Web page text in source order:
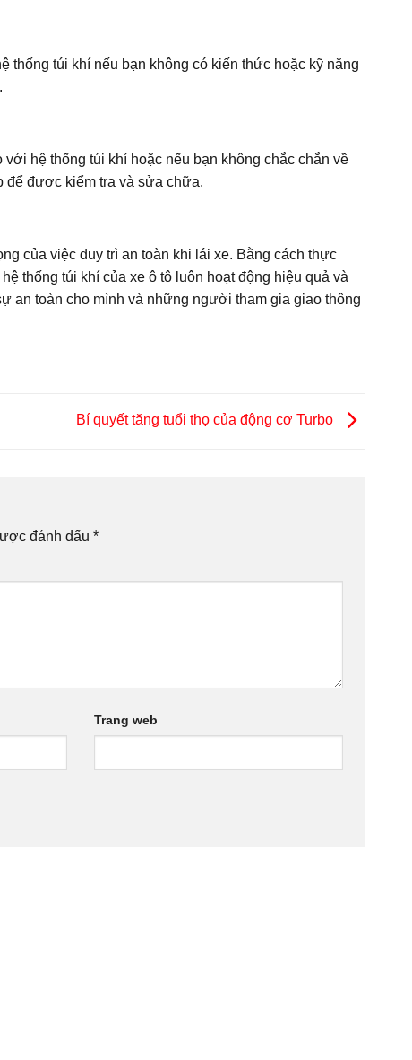
túi khí nếu bạn không có kiến thức hoặc kỹ năng
với hệ thống túi khí hoặc nếu bạn không chắc chắn về
để được kiểm tra và sửa chữa.
của việc duy trì an toàn khi lái xe. Bằng cách thực
thống túi khí của xe ô tô luôn hoạt động hiệu quả và
an toàn cho mình và những người tham gia giao thông
Bí quyết tăng tuổi thọ của động cơ Turbo
đánh dấu *
Trang web